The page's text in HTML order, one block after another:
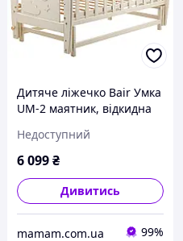
Дитяче ліжечко Bair Умка
UM-2 маятник, відкидна
Недоступний
6 099₴
Дивитись
mamam.com.ua 99%